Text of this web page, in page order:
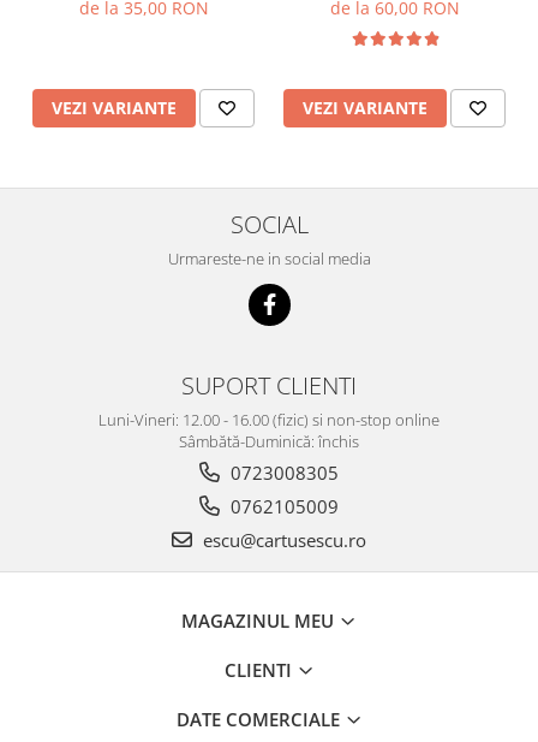
de la 35,00 RON
VEZI VARIANTE
de la 60,00 RON
VEZI VARIANTE
SOCIAL
Urmareste-ne in social media
SUPORT CLIENTI
Luni-Vineri: 12.00 - 16.00 (fizic) si non-stop online
Sâmbătă-Duminică: închis
0723008305
0762105009
escu@cartusescu.ro
MAGAZINUL MEU
CLIENTI
DATE COMERCIALE